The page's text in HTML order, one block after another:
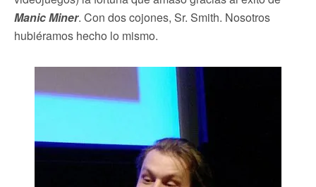
Manic Miner. Con dos cojones, Sr. Smith. Nosotros
hubiéramos hecho lo mismo.